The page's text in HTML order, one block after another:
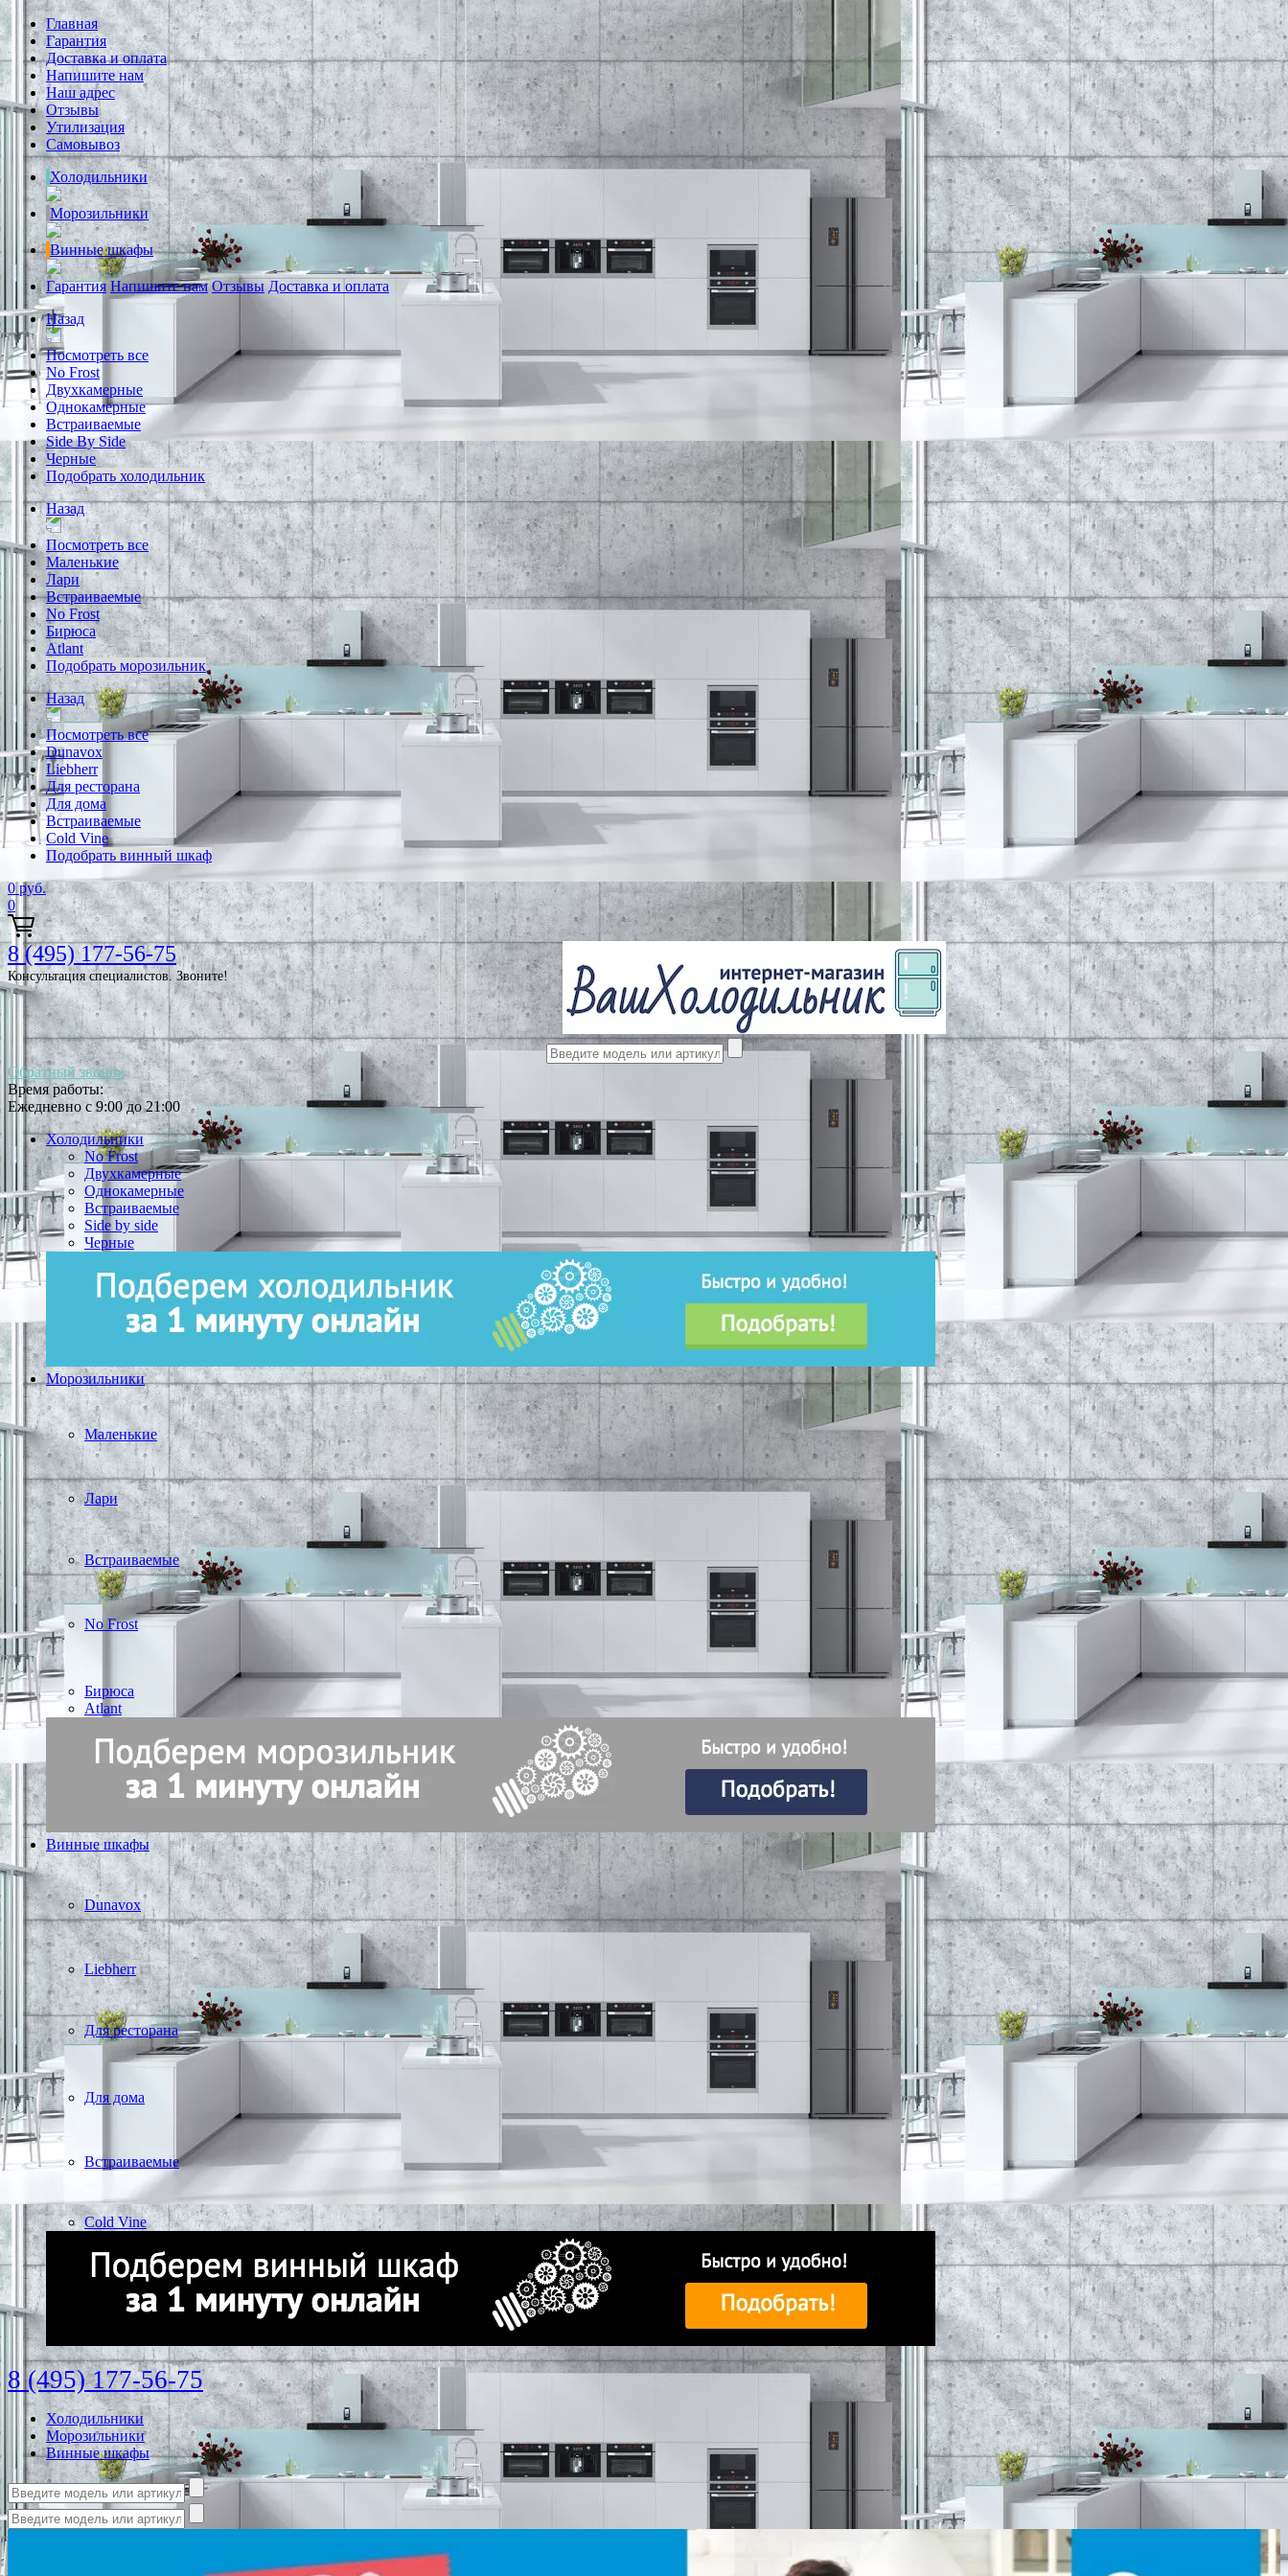
Главная
Гарантия
Доставка и оплата
Напишите нам
Наш адрес
Отзывы
Утилизация
Самовывоз
Холодильники
Морозильники
Винные шкафы
Гарантия Напишите нам Отзывы Доставка и оплата
Назад
Посмотреть все
No Frost
Двухкамерные
Однокамерные
Встраиваемые
Side By Side
Черные
Подобрать холодильник
Назад
Посмотреть все
Маленькие
Лари
Встраиваемые
No Frost
Бирюса
Atlant
Подобрать морозильник
Назад
Посмотреть все
Dunavox
Liebherr
Для ресторана
Для дома
Встраиваемые
Cold Vine
Подобрать винный шкаф
0 руб.
0
8 (495) 177-56-75
Консультация специалистов. Звоните!
Обратный звонок
Время работы:
Ежедневно с 9:00 до 21:00
Холодильники
No Frost
Двухкамерные
Однокамерные
Встраиваемые
Side by side
Черные
Морозильники
Маленькие
Лари
Встраиваемые
No Frost
Бирюса
Atlant
Винные шкафы
Dunavox
Liebherr
Для ресторана
Для дома
Встраиваемые
Cold Vine
8 (495) 177-56-75
Холодильники
Морозильники
Винные шкафы